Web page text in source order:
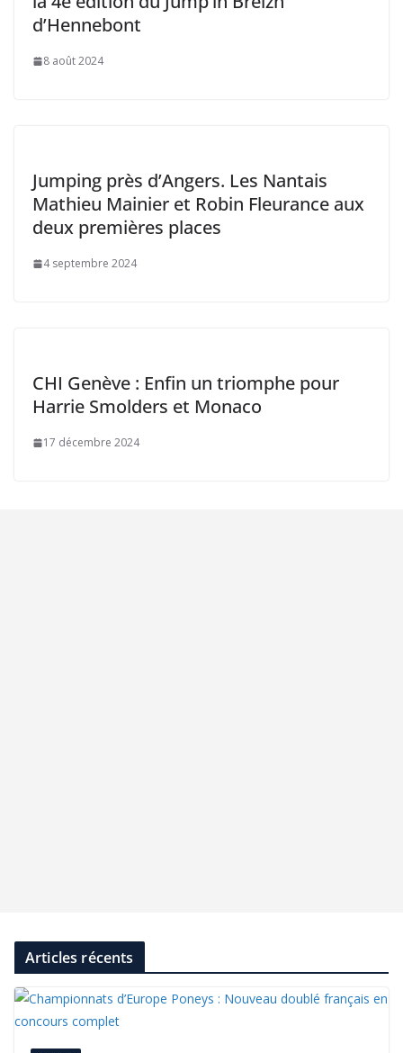
d’Hennebont
8 août 2024
Jumping près d’Angers. Les Nantais
Mathieu Mainier et Robin Fleurance aux
deux premières places
4 septembre 2024
CHI Genève : Enfin un triomphe pour
Harrie Smolders et Monaco
17 décembre 2024
Articles récents